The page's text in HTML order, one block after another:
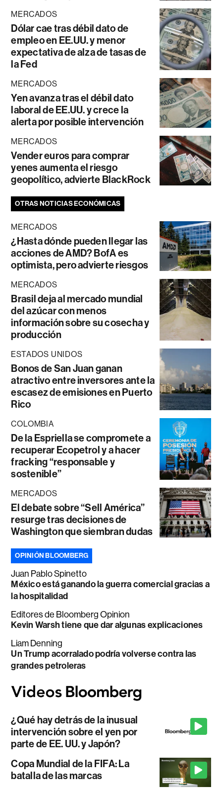
MERCADOS
Dólar cae tras débil dato de
empleo en EE.UU. y menor
expectativa de alza de tasas de
la Fed
MERCADOS
Yen avanza tras el débil dato
laboral de EE.UU. y crece la
alerta por posible intervención
MERCADOS
Vender euros para comprar
yenes aumenta el riesgo
geopolítico, advierte BlackRock
OTRAS NOTICIAS ECONÓMICAS
MERCADOS
¿Hasta dónde pueden llegar las
acciones de AMD? BofA es
optimista, pero advierte riesgos
MERCADOS
Brasil deja al mercado mundial
del azúcar con menos
información sobre su cosecha y
producción
ESTADOS UNIDOS
Bonos de San Juan ganan
atractivo entre inversores ante la
escasez de emisiones en Puerto
Rico
COLOMBIA
De la Espriella se compromete a
recuperar Ecopetrol y a hacer
fracking “responsable y
sostenible”
MERCADOS
El debate sobre “Sell América”
resurge tras decisiones de
Washington que siembran dudas
OPINIÓN BLOOMBERG
Juan Pablo Spinetto
México está ganando la guerra comercial gracias a
la hospitalidad
Editores de Bloomberg Opinion
Kevin Warsh tiene que dar algunas explicaciones
Liam Denning
Un Trump acorralado podría volverse contra las
grandes petroleras
¿Qué hay detrás de la inusual
intervención sobre el yen por
parte de EE. UU. y Japón?
Copa Mundial de la FIFA: La
batalla de las marcas